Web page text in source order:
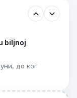
biljnoj
до ког